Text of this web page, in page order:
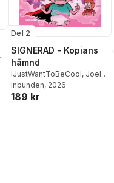
Del 2
SIGNERAD - Kopians
hämnd
IJustWantToBeCool, Joel
Adolphson,Emil Ejdemo
Beer ,Victor Beer
Inbunden, 2026
189 kr